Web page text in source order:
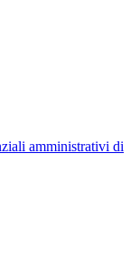
amministrativi di